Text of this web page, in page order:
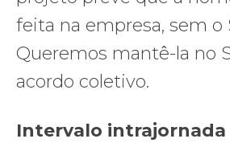
feita na empresa, sem o
Queremos mantê-la no
acordo coletivo.
Intervalo intrajornada